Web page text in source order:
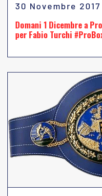
30 Novembre 2017
Domani 1 Dicembre a
per Fabio Turchi